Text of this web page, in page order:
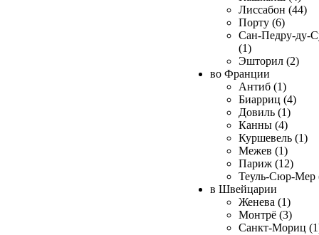
Лиссабон (44)
Порту (6)
Сан-Педру-ду-
(1)
Эшторил (2)
во Франции
Антиб (1)
Биарриц (4)
Довиль (1)
Канны (4)
Куршевель (1)
Межев (1)
Париж (12)
Теуль-Сюр-Мер
в Швейцарии
Женева (1)
Монтрё (3)
Санкт-Мориц